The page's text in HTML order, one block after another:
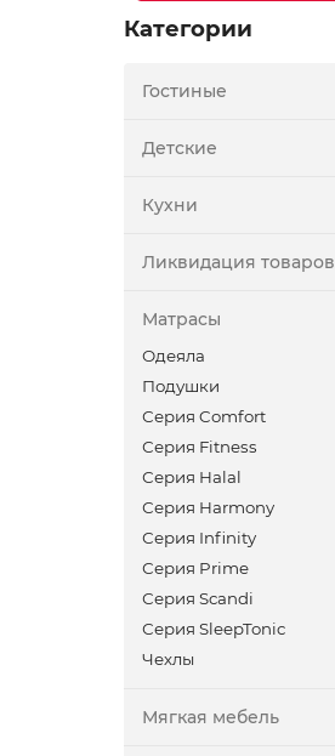
195*180
200*080
200*120
200*160
200*180
200*200
Категории
Гостиные
Детские
Кухни
Ликвидация товаров
Матрасы
Одеяла
Подушки
Серия Comfort
Серия Fitness
Серия Halal
Серия Harmony
Серия Infinity
Серия Prime
Серия Scandi
Серия SleepTonic
Чехлы
Мягкая мебель